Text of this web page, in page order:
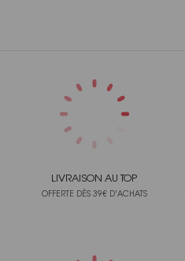
LIVRAISON AU TOP
OFFERTE DÈS 39€ D'ACHATS